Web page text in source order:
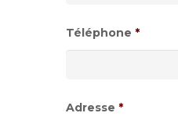
MM
Téléphone *
Adresse *